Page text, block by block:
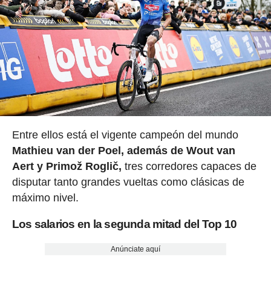
Entre ellos está el vigente campeón del mundo
Mathieu van der Poel, además de Wout van
Aert y Primož Roglič, tres corredores capaces de
disputar tanto grandes vueltas como clásicas de
máximo nivel.
Los salarios en la segunda mitad del Top 10
Anúnciate aquí